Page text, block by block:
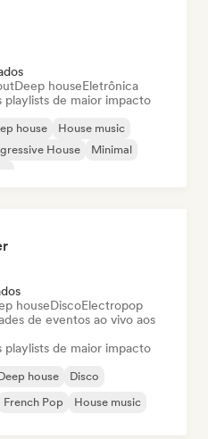
Deep houseEletrônica
playlists de maior impacto
house
House music
House
Minimal
houseDiscoElectropop
de eventos ao vivo aos
playlists de maior impacto
house
Disco
French Pop House music